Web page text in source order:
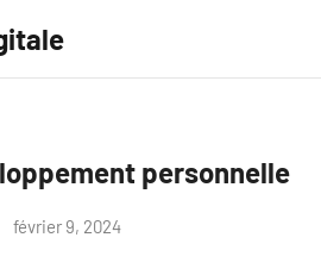
personnelle
février 9, 2024